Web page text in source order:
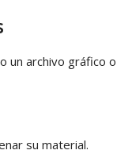
un archivo gráfico o
su material.